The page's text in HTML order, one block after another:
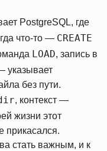
PostgreSQL, где
что-то — CREATE
LOAD, запись в
указывает
без пути.
, контекст —
жизни этот
прикасался.
стать важным, и к